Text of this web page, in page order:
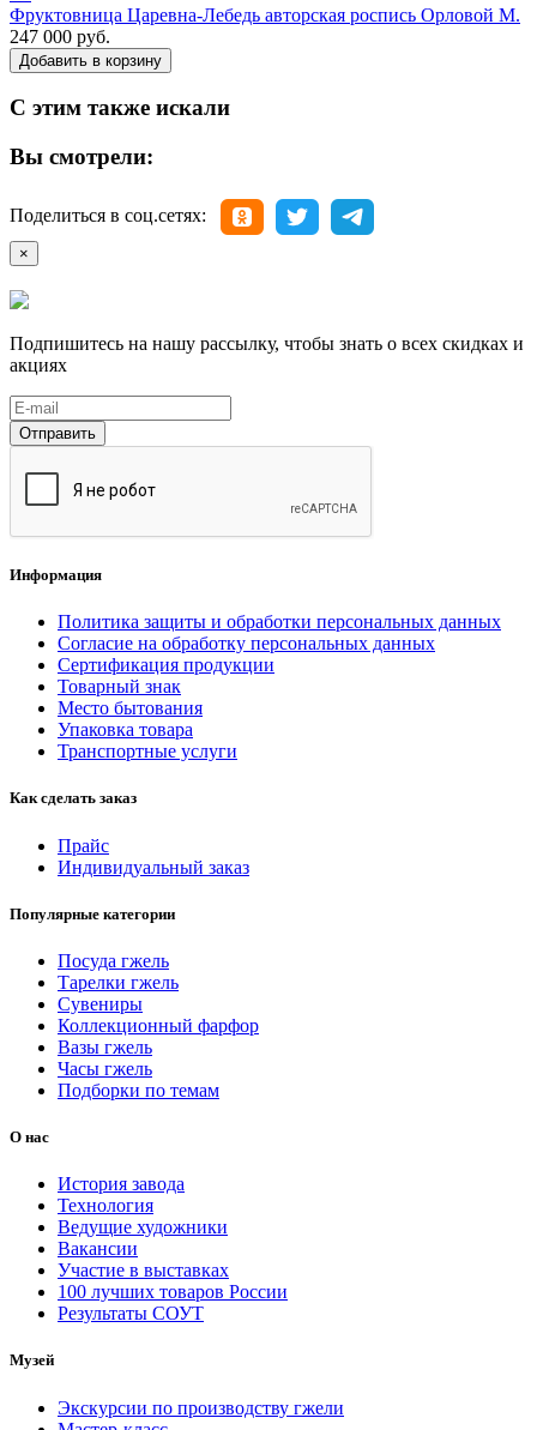
Фруктовница Царевна-Лебедь авторская роспись Орловой М.
247 000 руб.
Добавить в корзину
С этим также искали
Вы смотрели:
Поделиться в соц.сетях:
×
Подпишитесь на нашу рассылку, чтобы знать о всех скидках и
акциях
Отправить
Информация
Политика защиты и обработки персональных данных
Согласие на обработку персональных данных
Сертификация продукции
Товарный знак
Место бытования
Упаковка товара
Транспортные услуги
Как сделать заказ
Прайс
Индивидуальный заказ
Популярные категории
Посуда гжель
Тарелки гжель
Сувениры
Коллекционный фарфор
Вазы гжель
Часы гжель
Подборки по темам
О нас
История завода
Технология
Ведущие художники
Вакансии
Участие в выставках
100 лучших товаров России
Результаты СОУТ
Музей
Экскурсии по производству гжели